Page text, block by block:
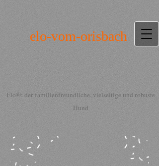
elo-vom-orisbach
Elo®: der familienfreundliche, vielseitige und robuste
Hund